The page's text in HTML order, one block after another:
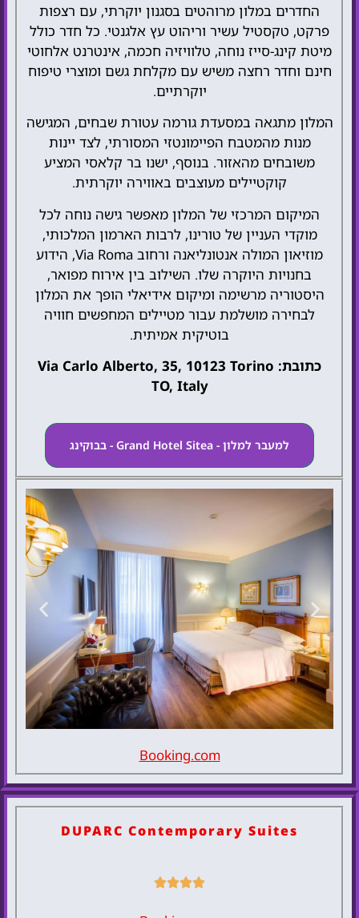
החדרים במלון מרוהטים בסגנון יוקרתי, עם רצפות
פרקט, טקסטיל עשיר וריהוט עץ אלגנטי. כל חדר כולל
מיטת קינג-סייז נוחה, טלוויזיה חכמה, אינטרנט אלחוטי
חינם וחדר רחצה משיש עם מקלחת גשם ומוצרי טיפוח
יוקרתיים.
המלון מתגאה במסעדת גורמה עטורת שבחים, המגישה
מנות מהמטבח הפיימונטזי המסורתי, לצד יינות
משובחים מהאזור. בנוסף, ישנו בר קלאסי המציע
קוקטיילים מעוצבים באווירה יוקרתית.
המיקום המרכזי של המלון מאפשר גישה נוחה לכל
מוקדי העניין של טורינו, לרבות הארמון המלכותי,
מוזיאון המולה אנטונליאנה ורחוב Via Roma, הידוע
בחנויות היוקרה שלו. השילוב בין אירוח מפואר,
היסטוריה מרשימה ומיקום אידיאלי הופך את המלון
לבחירה מושלמת עבור מטיילים המחפשים חוויה
בוטיקית אמיתית.
כתובת: Via Carlo Alberto, 35, 10123 Torino
TO, Italy
למעבר למלון - Grand Hotel Sitea - בבוקינג
Hotel Sitea
להזמנת
המלון
Booking.com
DUPARC Contemporary Suites